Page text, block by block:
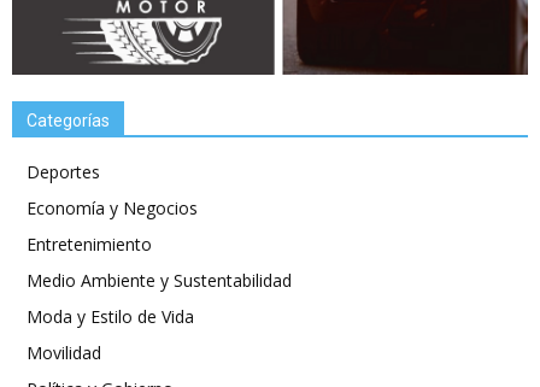
Categorías
Deportes
Economía y Negocios
Entretenimiento
Medio Ambiente y Sustentabilidad
Moda y Estilo de Vida
Movilidad